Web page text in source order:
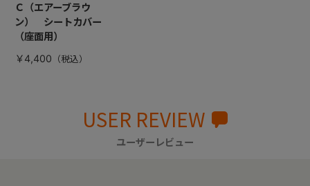
Ｃ（エアーブラウ
ン） シートカバー
（座面用）
￥4,400
USER REVIEW
ユーザーレビュー